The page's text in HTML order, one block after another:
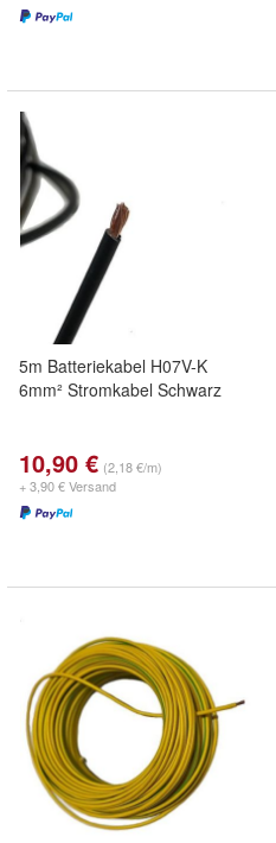
5m Batteriekabel H07V-K
6mm² Stromkabel Schwarz
10,90 € (2,18 €/m)
+ 3,90 € Versand